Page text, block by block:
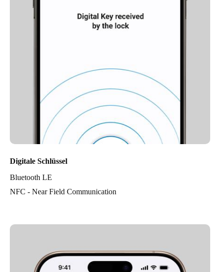
Digitale Schlüssel
Bluetooth LE
NFC - Near Field Communication